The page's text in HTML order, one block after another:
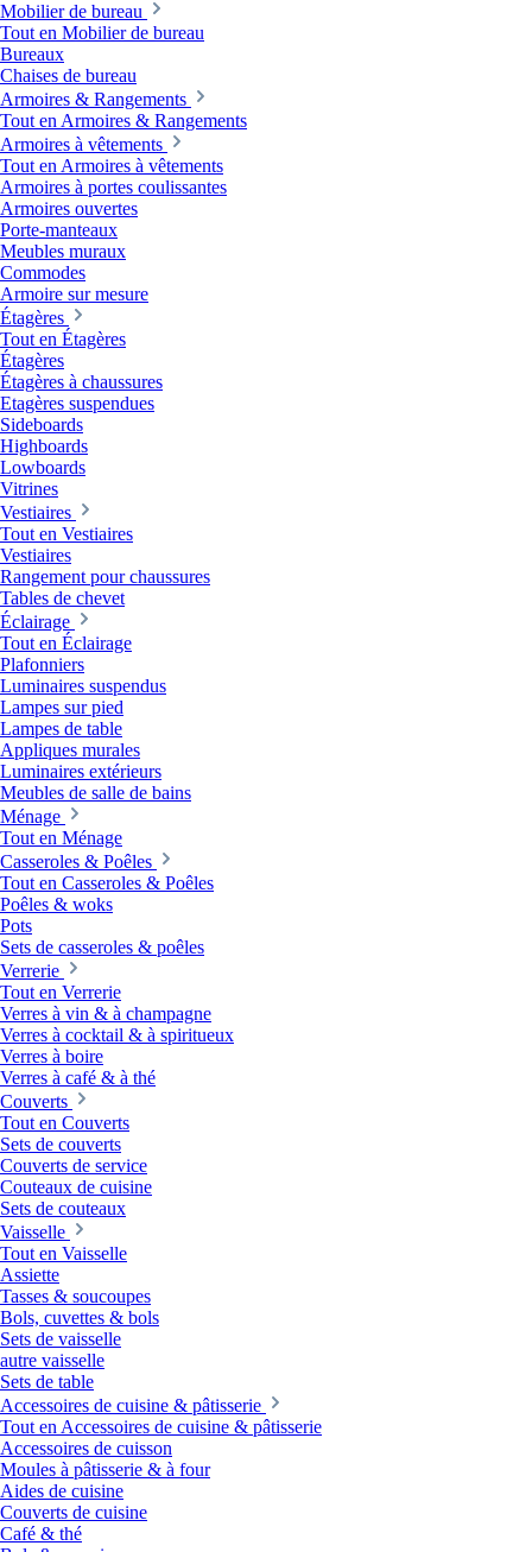
Mobilier de bureau
Tout en Mobilier de bureau
Bureaux
Chaises de bureau
Armoires & Rangements
Tout en Armoires & Rangements
Armoires à vêtements
Tout en Armoires à vêtements
Armoires à portes coulissantes
Armoires ouvertes
Porte-manteaux
Meubles muraux
Commodes
Armoire sur mesure
Étagères
Tout en Étagères
Étagères
Étagères à chaussures
Etagères suspendues
Sideboards
Highboards
Lowboards
Vitrines
Vestiaires
Tout en Vestiaires
Vestiaires
Rangement pour chaussures
Tables de chevet
Éclairage
Tout en Éclairage
Plafonniers
Luminaires suspendus
Lampes sur pied
Lampes de table
Appliques murales
Luminaires extérieurs
Meubles de salle de bains
Ménage
Tout en Ménage
Casseroles & Poêles
Tout en Casseroles & Poêles
Poêles & woks
Pots
Sets de casseroles & poêles
Verrerie
Tout en Verrerie
Verres à vin & à champagne
Verres à cocktail & à spiritueux
Verres à boire
Verres à café & à thé
Couverts
Tout en Couverts
Sets de couverts
Couverts de service
Couteaux de cuisine
Sets de couteaux
Vaisselle
Tout en Vaisselle
Assiette
Tasses & soucoupes
Bols, cuvettes & bols
Sets de vaisselle
autre vaisselle
Sets de table
Accessoires de cuisine & pâtisserie
Tout en Accessoires de cuisine & pâtisserie
Accessoires de cuisson
Moules à pâtisserie & à four
Aides de cuisine
Couverts de cuisine
Café & thé